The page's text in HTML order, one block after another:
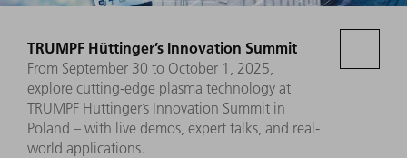
TRUMPF Hüttinger’s Innovation Summit
From September 30 to October 1, 2025,
explore cutting-edge plasma technology at
TRUMPF Hüttinger’s Innovation Summit in
Poland – with live demos, expert talks, and real-
world applications.